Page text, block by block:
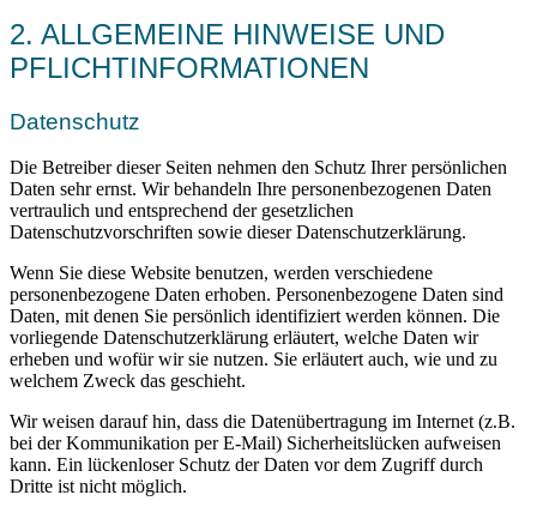
2. ALLGEMEINE HINWEISE UND
PFLICHTINFORMATIONEN
Datenschutz
Die Betreiber dieser Seiten nehmen den Schutz Ihrer persönlichen
Daten sehr ernst. Wir behandeln Ihre personenbezogenen Daten
vertraulich und entsprechend der gesetzlichen
Datenschutzvorschriften sowie dieser Datenschutzerklärung.
Wenn Sie diese Website benutzen, werden verschiedene
personenbezogene Daten erhoben. Personenbezogene Daten sind
Daten, mit denen Sie persönlich identifiziert werden können. Die
vorliegende Datenschutzerklärung erläutert, welche Daten wir
erheben und wofür wir sie nutzen. Sie erläutert auch, wie und zu
welchem Zweck das geschieht.
Wir weisen darauf hin, dass die Datenübertragung im Internet (z.B.
bei der Kommunikation per E-Mail) Sicherheitslücken aufweisen
kann. Ein lückenloser Schutz der Daten vor dem Zugriff durch
Dritte ist nicht möglich.